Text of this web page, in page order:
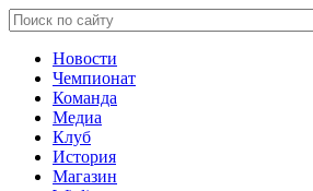
Новости
Чемпионат
Команда
Медиа
Клуб
История
Магазин